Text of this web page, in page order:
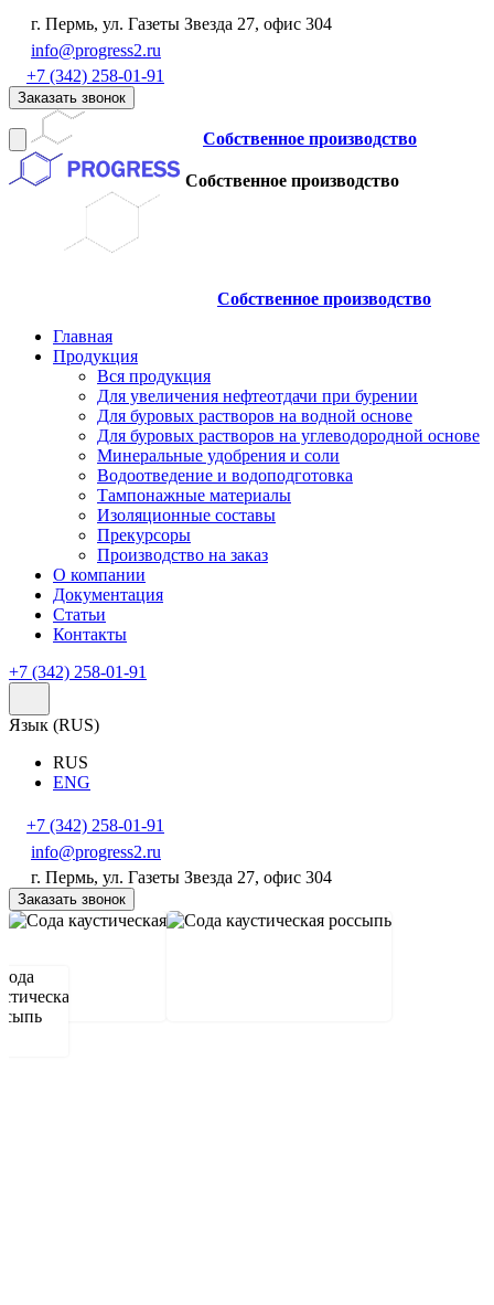
г. Пермь, ул. Газеты Звезда 27, офис 304
info@progress2.ru
+7 (342) 258-01-91
Заказать звонок
Собственное производство
Собственное производство
Собственное производство
Главная
Продукция
Вся продукция
Для увеличения нефтеотдачи при бурении
Для буровых растворов на водной основе
Для буровых растворов на углеводородной основе
Минеральные удобрения и соли
Водоотведение и водоподготовка
Тампонажные материалы
Изоляционные составы
Прекурсоры
Производство на заказ
О компании
Документация
Статьи
Контакты
+7 (342) 258-01-91
Язык (RUS)
RUS
ENG
+7 (342) 258-01-91
info@progress2.ru
г. Пермь, ул. Газеты Звезда 27, офис 304
Заказать звонок